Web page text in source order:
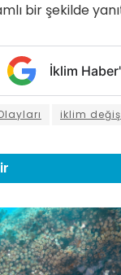
bir şekilde
İklim
iklim